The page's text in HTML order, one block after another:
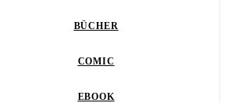
BÜCHER
COMIC
EBOOK